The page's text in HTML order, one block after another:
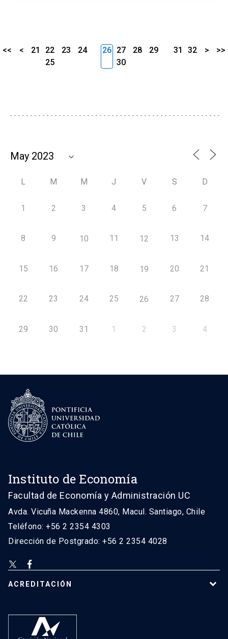
<< < 21 22 23
24
25
26 27 28
29
30
31 32 > >>
L M M J V S D
1 2 3 4 5 6 7
8 9 10 11 12 13 14
15 16 17 18 19 20 21
22 23 24 25 26 27 28
29 30 31 1 2 3 4
Instituto de Economía
Facultad de Economía y Administración UC
Avda. Vicuña Mackenna 4860, Macul. Santiago, Chile
Teléfono: +56 2 2354 4303
Dirección de Postgrado: +56 2 2354 4028
ACREDITACIÓN